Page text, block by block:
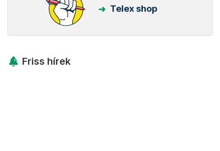
Telex shop
Friss hírek